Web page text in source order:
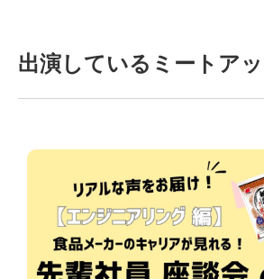
出演しているミートア